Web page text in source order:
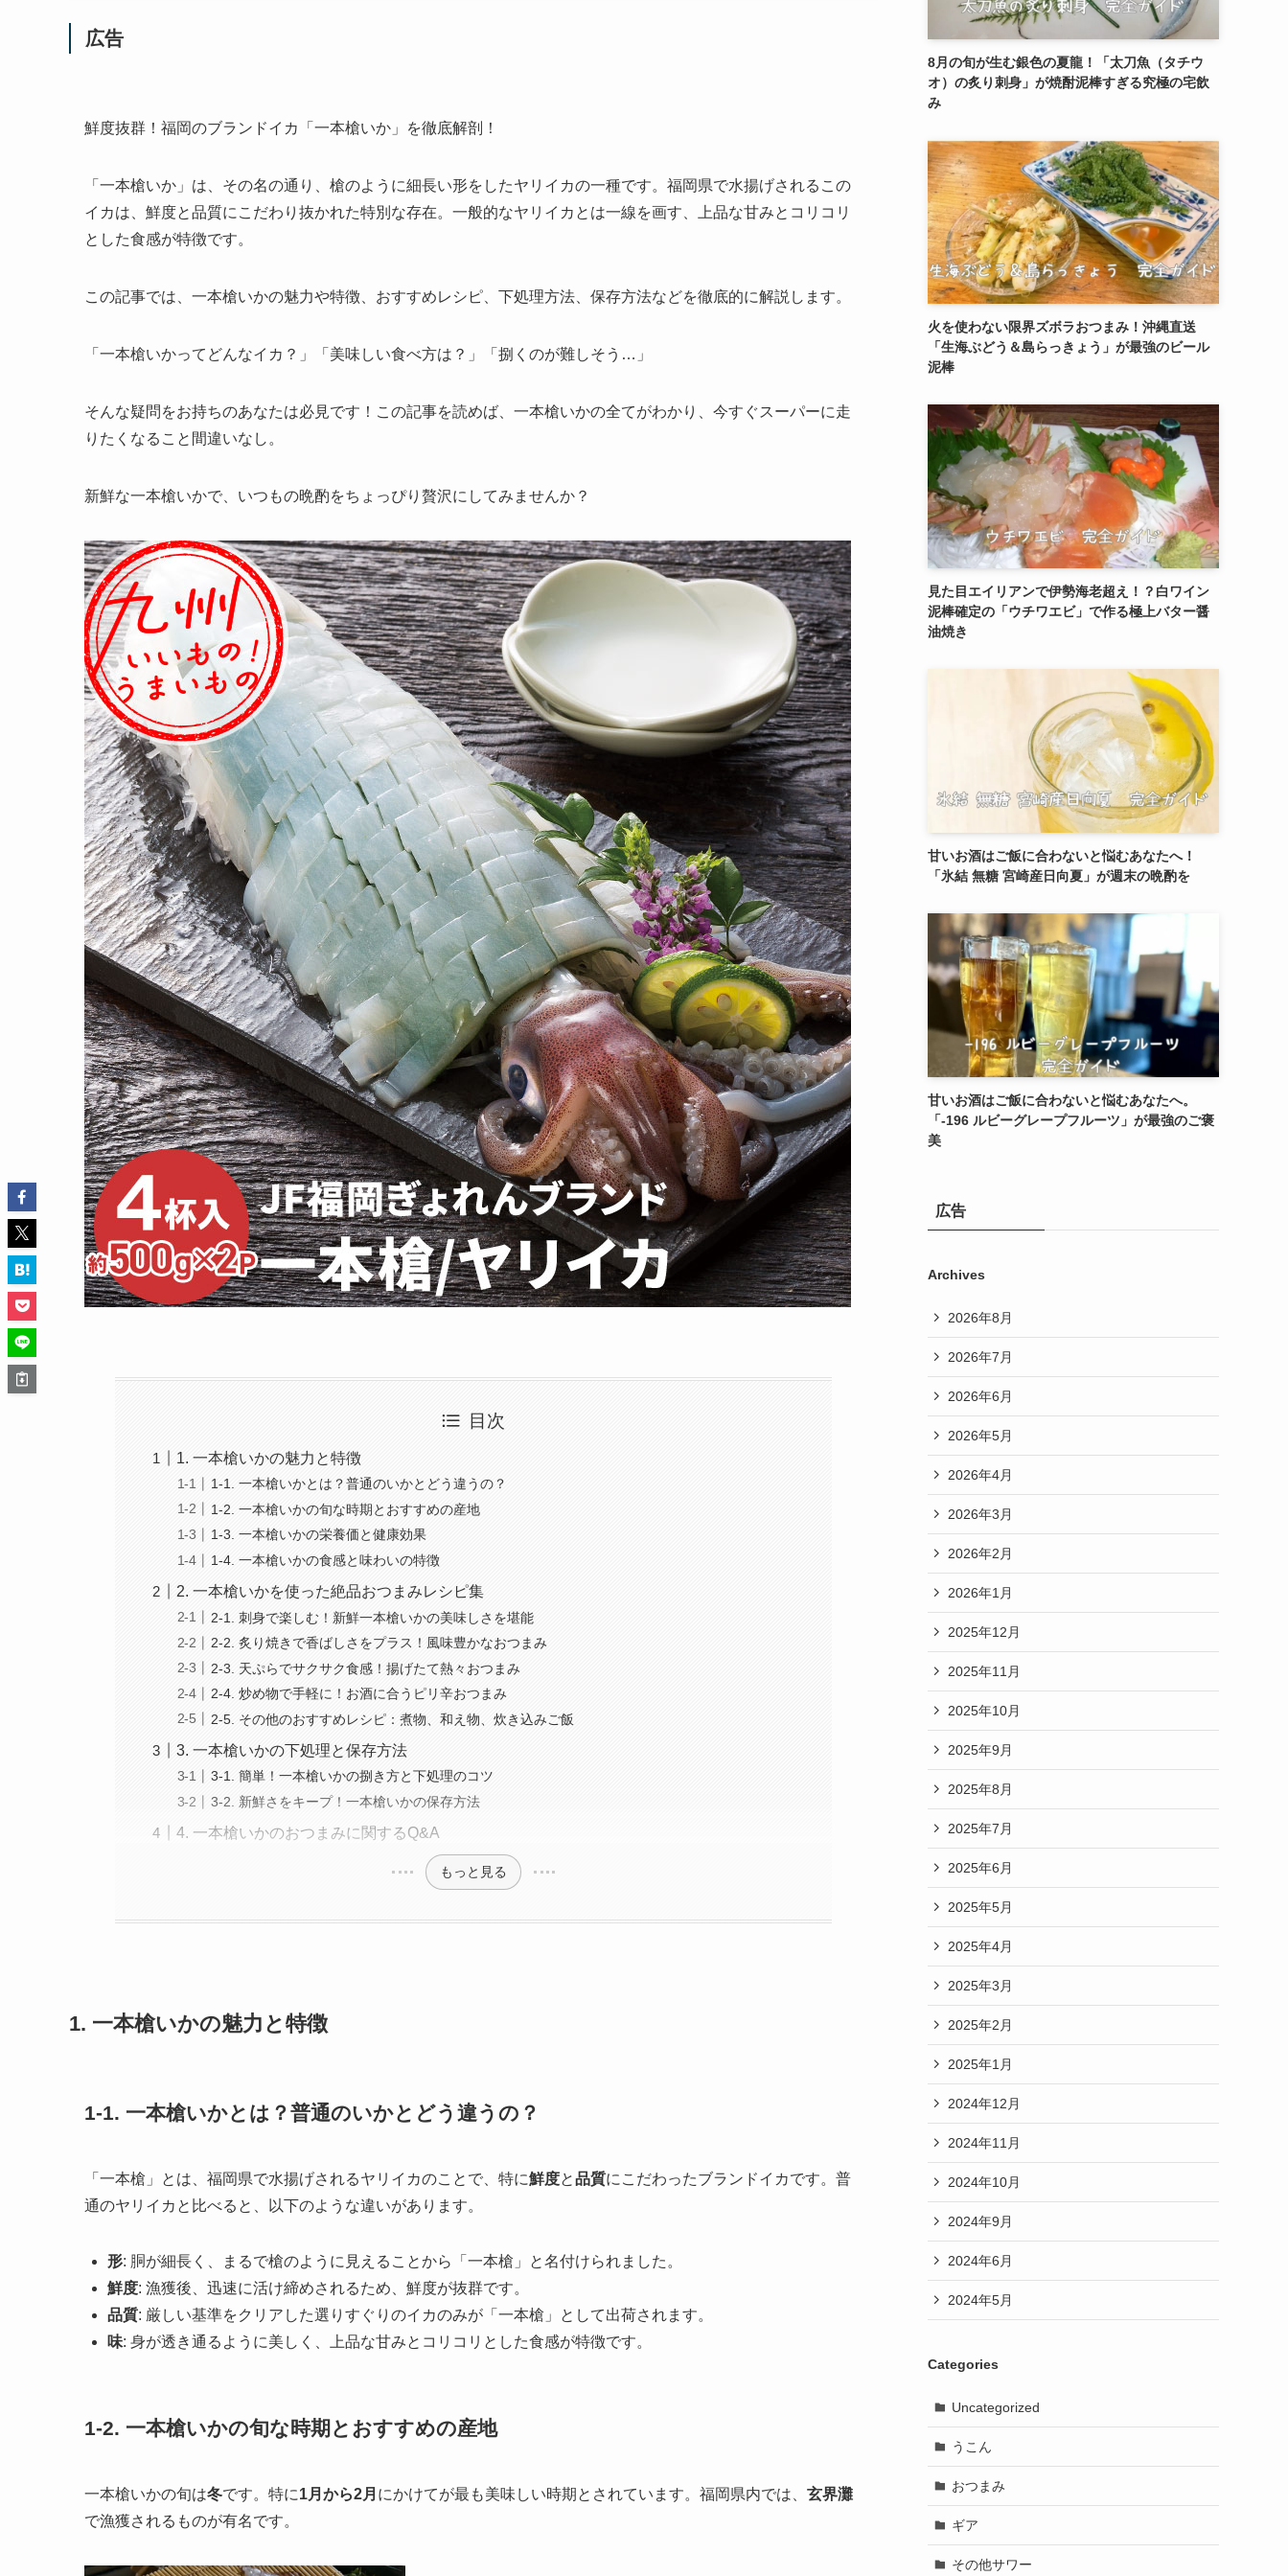
広告
鮮度抜群！福岡のブランドイカ「一本槍いか」を徹底解剖！
「一本槍いか」は、その名の通り、槍のように細長い形をしたヤリイカの一種です。福岡県で水揚げされるこの
イカは、鮮度と品質にこだわり抜かれた特別な存在。一般的なヤリイカとは一線を画す、上品な甘みとコリコリ
とした食感が特徴です。
この記事では、一本槍いかの魅力や特徴、おすすめレシピ、下処理方法、保存方法などを徹底的に解説します。
「一本槍いかってどんなイカ？」「美味しい食べ方は？」「捌くのが難しそう…」
そんな疑問をお持ちのあなたは必見です！この記事を読めば、一本槍いかの全てがわかり、今すぐスーパーに走
りたくなること間違いなし。
新鮮な一本槍いかで、いつもの晩酌をちょっぴり贅沢にしてみませんか？
目次
1. 一本槍いかの魅力と特徴
1-1. 一本槍いかとは？普通のいかとどう違うの？
1-2. 一本槍いかの旬な時期とおすすめの産地
1-3. 一本槍いかの栄養価と健康効果
1-4. 一本槍いかの食感と味わいの特徴
2. 一本槍いかを使った絶品おつまみレシピ集
2-1. 刺身で楽しむ！新鮮一本槍いかの美味しさを堪能
2-2. 炙り焼きで香ばしさをプラス！風味豊かなおつまみ
2-3. 天ぷらでサクサク食感！揚げたて熱々おつまみ
2-4. 炒め物で手軽に！お酒に合うピリ辛おつまみ
2-5. その他のおすすめレシピ：煮物、和え物、炊き込みご飯
3. 一本槍いかの下処理と保存方法
3-1. 簡単！一本槍いかの捌き方と下処理のコツ
3-2. 新鮮さをキープ！一本槍いかの保存方法
4. 一本槍いかのおつまみに関するQ&A
もっと見る
1. 一本槍いかの魅力と特徴
1-1. 一本槍いかとは？普通のいかとどう違うの？
「一本槍」とは、福岡県で水揚げされるヤリイカのことで、特に鮮度と品質にこだわったブランドイカです。普
通のヤリイカと比べると、以下のような違いがあります。
形: 胴が細長く、まるで槍のように見えることから「一本槍」と名付けられました。
鮮度: 漁獲後、迅速に活け締めされるため、鮮度が抜群です。
品質: 厳しい基準をクリアした選りすぐりのイカのみが「一本槍」として出荷されます。
味: 身が透き通るように美しく、上品な甘みとコリコリとした食感が特徴です。
1-2. 一本槍いかの旬な時期とおすすめの産地
一本槍いかの旬は冬です。特に1月から2月 にかけてが最も美味しい時期とされています。福岡県内では、 玄界灘
で漁獲されるものが有名です。
8月の旬が生む銀色の夏龍！「太刀魚（タチウ
オ）の炙り刺身」が焼酎泥棒すぎる究極の宅飲
み
火を使わない限界ズボラおつまみ！沖縄直送
「生海ぶどう＆島らっきょう」が最強のビール
泥棒
見た目エイリアンで伊勢海老超え！？白ワイン
泥棒確定の「ウチワエビ」で作る極上バター醤
油焼き
甘いお酒はご飯に合わないと悩むあなたへ！
「氷結 無糖 宮崎産日向夏」が週末の晩酌を
甘いお酒はご飯に合わないと悩むあなたへ。
「-196 ルビーグレープフルーツ」が最強のご褒
美
広告
Archives
2026年8月
2026年7月
2026年6月
2026年5月
2026年4月
2026年3月
2026年2月
2026年1月
2025年12月
2025年11月
2025年10月
2025年9月
2025年8月
2025年7月
2025年6月
2025年5月
2025年4月
2025年3月
2025年2月
2025年1月
2024年12月
2024年11月
2024年10月
2024年9月
2024年6月
2024年5月
Categories
Uncategorized
うこん
おつまみ
ギア
その他サワー